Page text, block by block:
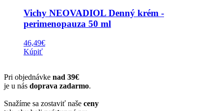
Vichy NEOVADIOL Denný krém -
perimenopauza 50 ml
46,49€
Kúpiť
Pri objednávke nad 39€
je u nás doprava zadarmo.
Snažíme sa zostaviť naše ceny